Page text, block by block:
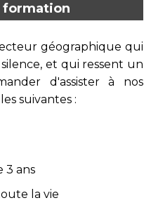
formation
géographique qui
et qui ressent un
d'assister à nos
suivantes :
3 ans
la vie